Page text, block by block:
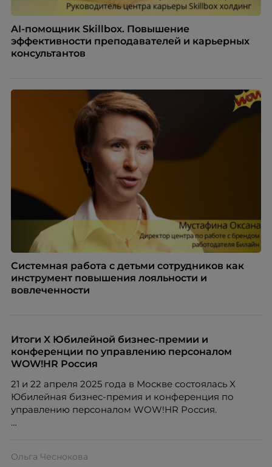
AI-помощник Skillbox. Повышение
эффективности преподавателей и карьерных
консультантов
Системная работа с детьми сотрудников как
инструмент повышения лояльности и
вовлеченности
Итоги X Юбилейной бизнес-премии и
конференции по управлению персоналом
WOW!HR Россия
21 и 22 апреля 2025 года в Москве состоялась X
Юбилейная бизнес-премия и конференция по
управлению персоналом WOW!HR Россия.
номинантов и гостей мероприятия.
Ольга Чеснокова